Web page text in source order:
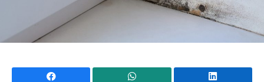
Facebook WhatsApp